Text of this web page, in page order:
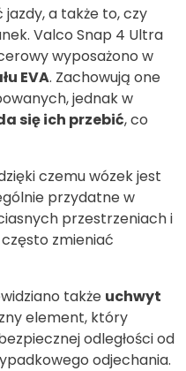
jazdy, a także to, czy
Valco Snap 4 Ultra
wyposażono w
EVA. Zachowują one
jednak w
się ich przebić, co
czemu wózek jest
przydatne w
przestrzeniach i
zmieniać
także uchwyt
element, który
odległości od
odjechania.